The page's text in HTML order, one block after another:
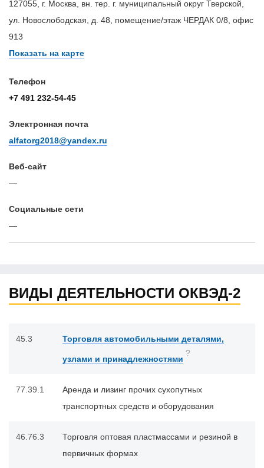
127055, г. Москва, вн. тер. г. муниципальный округ Тверской,
ул. Новослободская, д. 48, помещение/этаж ЧЕРДАК 0/8, офис
913
Показать на карте
Телефон
+7 491 232-54-45
Электронная почта
alfatorg2018@yandex.ru
Веб-сайт
—
Cоциальные сети
—
ВИДЫ ДЕЯТЕЛЬНОСТИ ОКВЭД-2
45.3 Торговля автомобильными деталями,
узлами и принадлежностями
?
77.39.1
Аренда и лизинг прочих сухопутных
транспортных средств и оборудования
46.76.3
Торговля оптовая пластмассами и резиной в
первичных формах